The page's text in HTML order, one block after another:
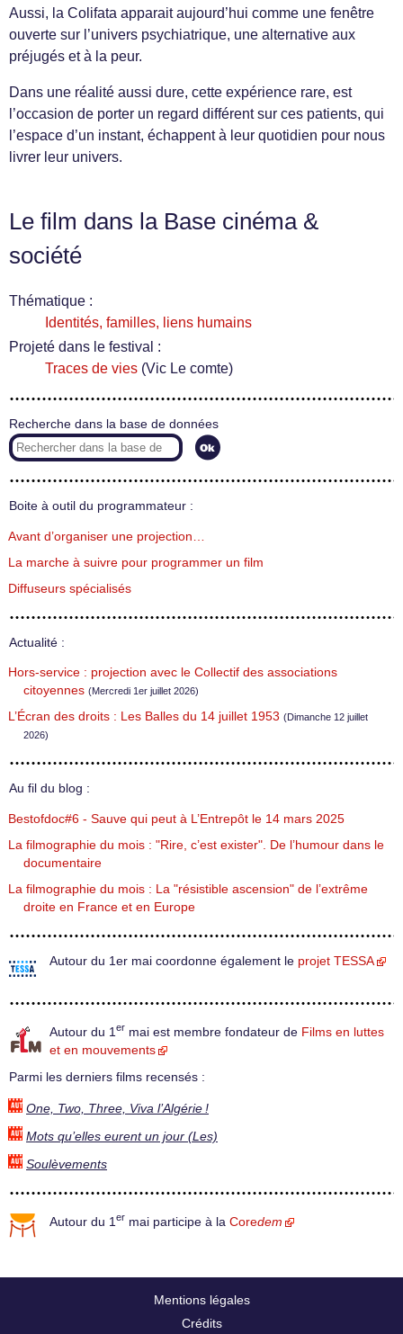
Aussi, la Colifata apparait aujourd’hui comme une fenêtre
ouverte sur l’univers psychiatrique, une alternative aux
préjugés et à la peur.
Dans une réalité aussi dure, cette expérience rare, est
l’occasion de porter un regard différent sur ces patients, qui
l’espace d’un instant, échappent à leur quotidien pour nous
livrer leur univers.
Le film dans la Base cinéma &
société
Thématique :
Identités, familles, liens humains
Projeté dans le festival :
Traces de vies (Vic Le comte)
Recherche dans la base de données
Boite à outil du programmateur :
Avant d’organiser une projection…
La marche à suivre pour programmer un film
Diffuseurs spécialisés
Actualité :
Hors-service : projection avec le Collectif des associations
citoyennes (Mercredi 1er juillet 2026)
L’Écran des droits : Les Balles du 14 juillet 1953 (Dimanche 12 juillet
2026)
Au fil du blog :
Bestofdoc#6 - Sauve qui peut à L’Entrepôt le 14 mars 2025
La filmographie du mois : "Rire, c’est exister". De l’humour dans le
documentaire
La filmographie du mois : La "résistible ascension" de l’extrême
droite en France et en Europe
Autour du 1er mai coordonne également le projet TESSA
Autour du 1 er mai est membre fondateur de Films en luttes
et en mouvements
Parmi les derniers films recensés :
One, Two, Three, Viva l’Algérie !
Mots qu’elles eurent un jour (Les)
Soulèvements
Autour du 1 er mai participe à la Coredem
Mentions légales
Crédits